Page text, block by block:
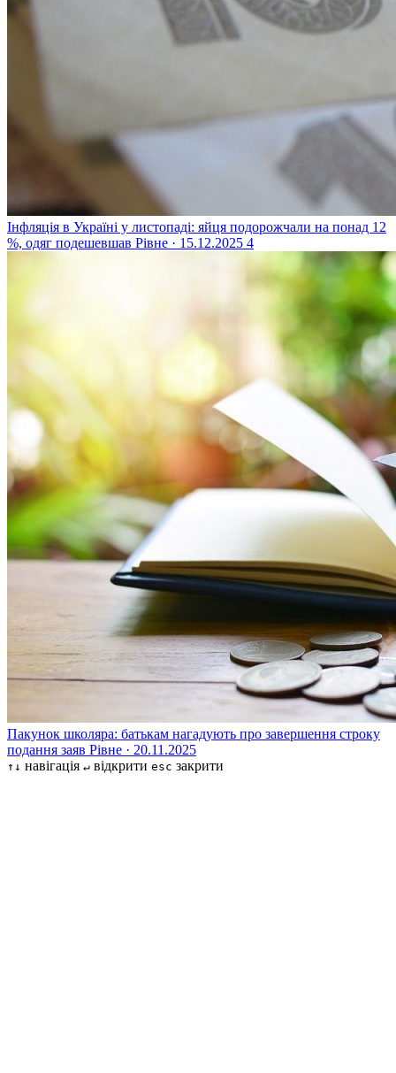
Інфляція в Україні у листопаді: яйця подорожчали на понад 12
%, одяг подешевшав Рівне · 15.12.2025 4
Пакунок школяра: батькам нагадують про завершення строку
подання заяв Рівне · 20.11.2025
↑↓ навігація ↵ відкрити esc закрити